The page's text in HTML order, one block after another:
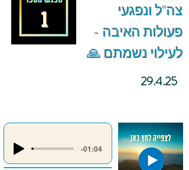
צה"ל ונפגעי
פעולות האיבה -
לעילוי נשמתם 🙏
29.4.25
-01:04